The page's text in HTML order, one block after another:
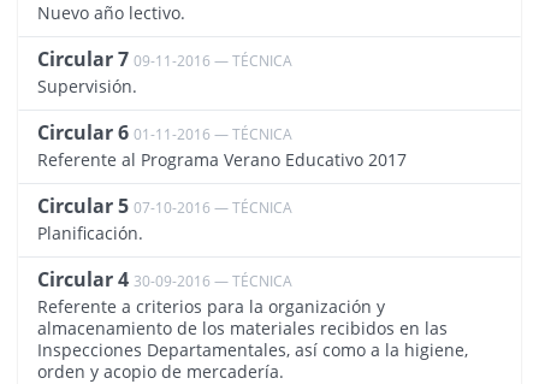
Nuevo año lectivo.
Circular 7 09-11-2016 — TÉCNICA
Supervisión.
Circular 6 01-11-2016 — TÉCNICA
Referente al Programa Verano Educativo 2017
Circular 5 07-10-2016 — TÉCNICA
Planificación.
Circular 4 30-09-2016 — TÉCNICA
Referente a criterios para la organización y
almacenamiento de los materiales recibidos en las
Inspecciones Departamentales, así como a la higiene,
orden y acopio de mercadería.